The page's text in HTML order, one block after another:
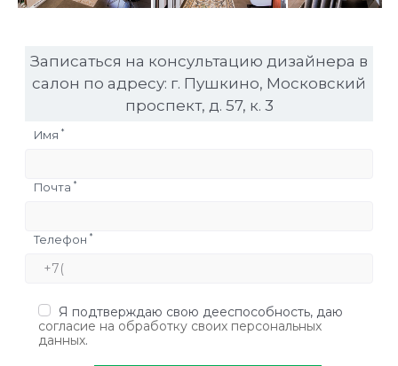
Записаться на консультацию дизайнера в
салон по адресу: г. Пушкино, Московский
проспект, д. 57, к. 3
Имя *
Почта *
Телефон *
Я подтверждаю свою дееспособность, даю
согласие на обработку своих персональных
данных.